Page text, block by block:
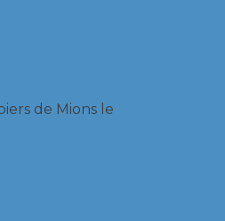
de Mions le